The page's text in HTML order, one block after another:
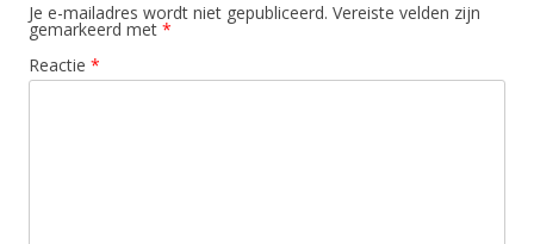
Je e-mailadres wordt niet gepubliceerd. Vereiste velden zijn
gemarkeerd met *
Reactie *